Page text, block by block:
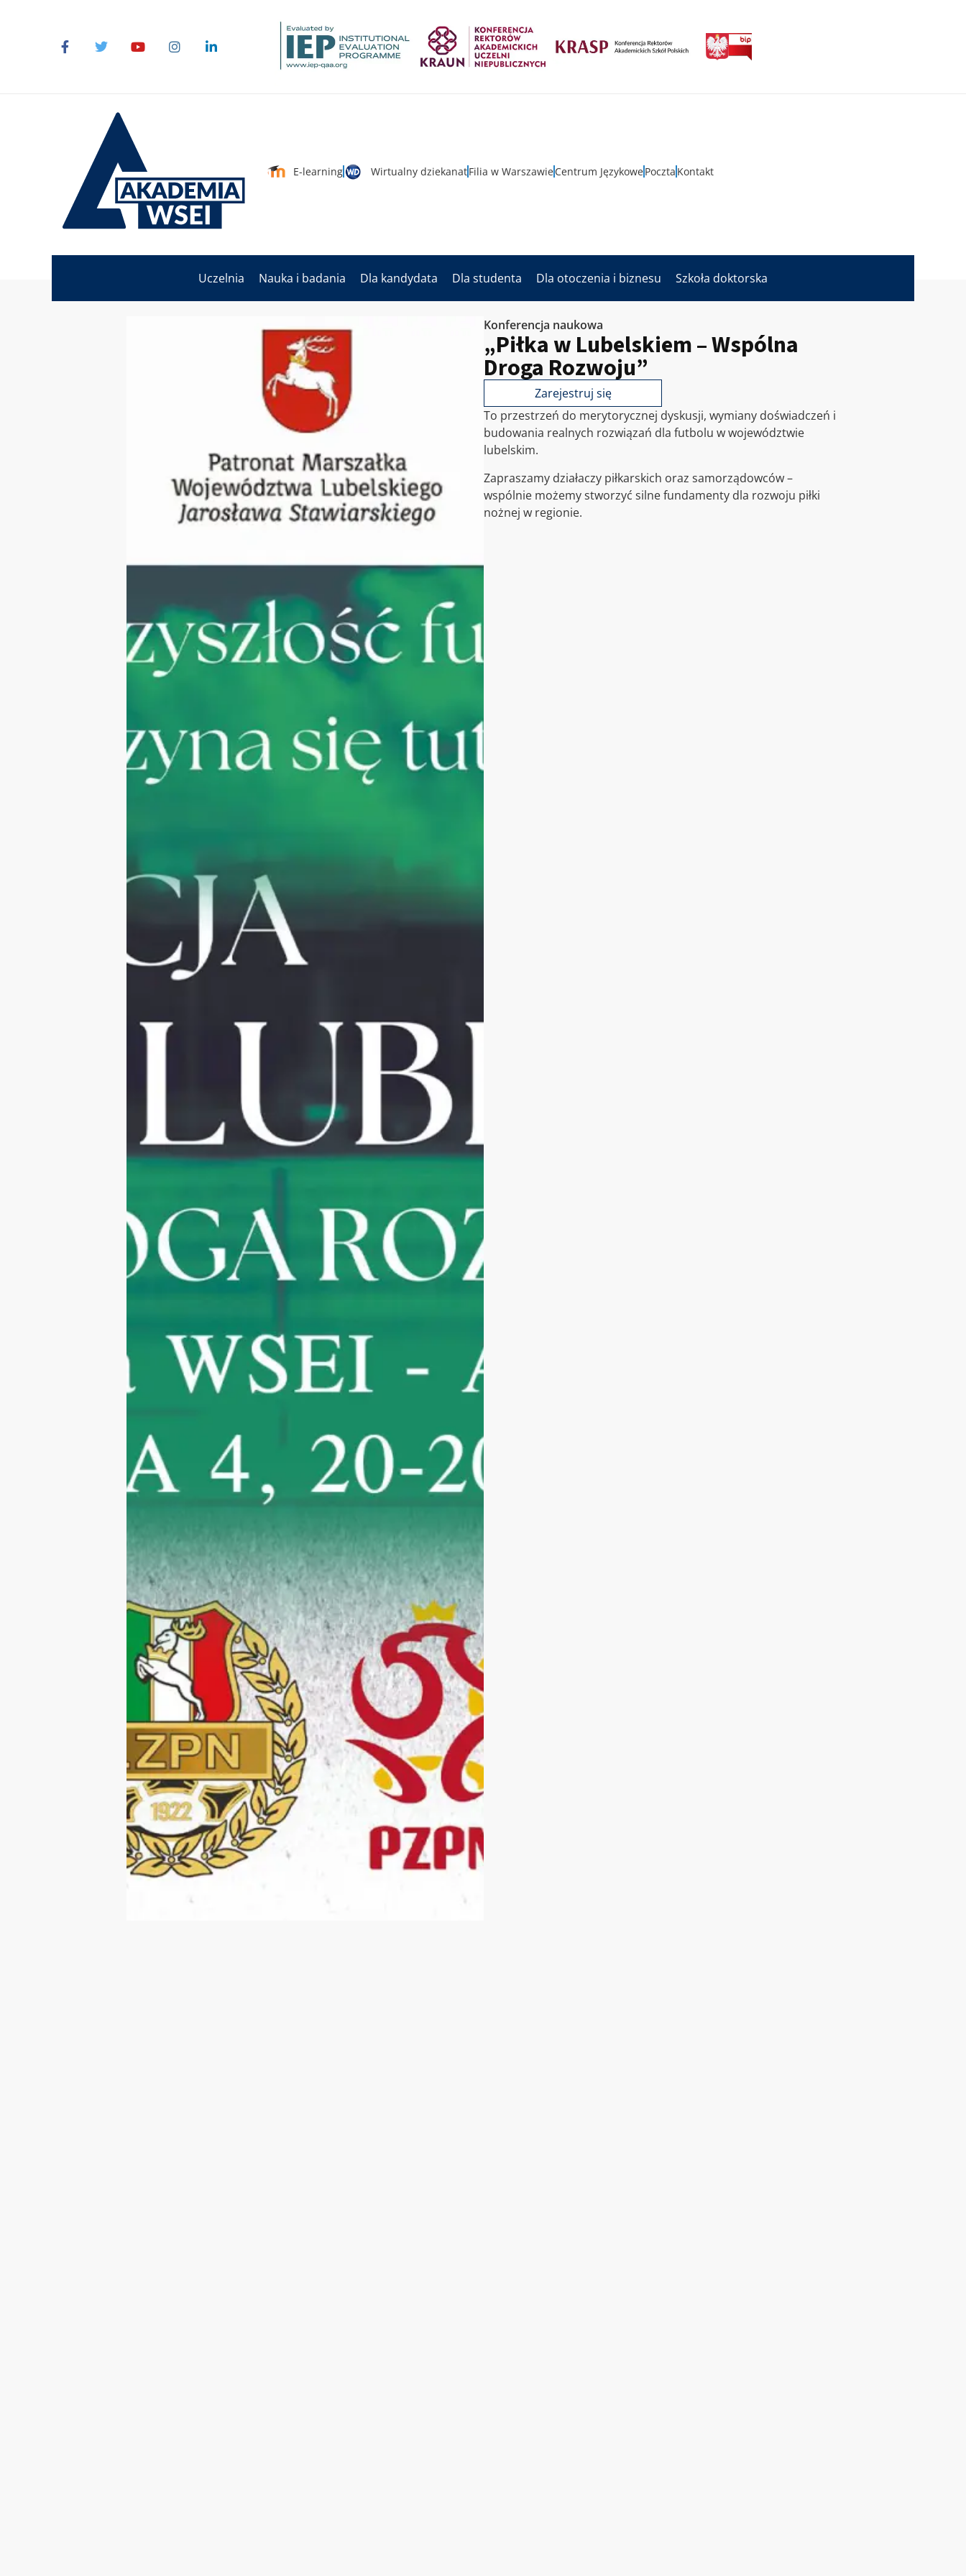
E-learning Wirtualny dziekanatFilia w WarszawieCentrum JęzykowePoczta Kontakt
Uczelnia Nauka i badania Dla kandydata Dla studenta Dla otoczenia i biznesu Szkoła doktorska
Konferencja naukowa
„Piłka w Lubelskiem – Wspólna
Droga Rozwoju”
Zarejestruj się
To przestrzeń do merytorycznej dyskusji, wymiany doświadczeń i
budowania realnych rozwiązań dla futbolu w województwie
lubelskim.
Zapraszamy działaczy piłkarskich oraz samorządowców –
wspólnie możemy stworzyć silne fundamenty dla rozwoju piłki
nożnej w regionie.